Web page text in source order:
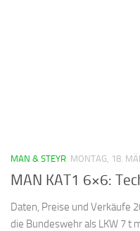
MAN & STEYR MONTAG, 18.
MAN KAT1 6×6:
Daten, Preise und Verkäufe
die Bundeswehr als LKW 7 t